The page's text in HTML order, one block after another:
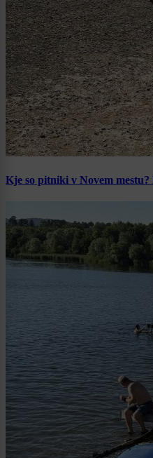
Kje so pitniki v Novem